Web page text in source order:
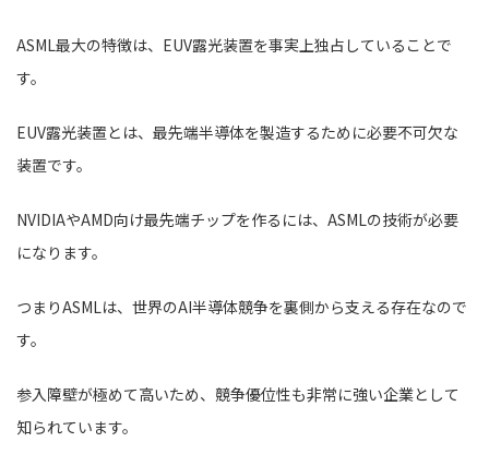
ASML最大の特徴は、EUV露光装置を事実上独占していることで
す。
EUV露光装置とは、最先端半導体を製造するために必要不可欠な
装置です。
NVIDIAやAMD向け最先端チップを作るには、ASMLの技術が必要
になります。
つまりASMLは、世界のAI半導体競争を裏側から支える存在なので
す。
参入障壁が極めて高いため、競争優位性も非常に強い企業として
知られています。